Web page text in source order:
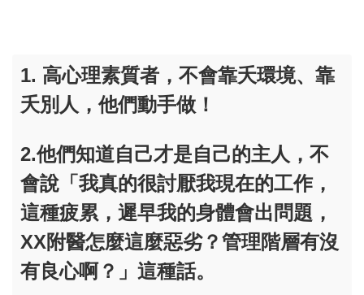
1. 高心理素質者，不會靠夭環境、靠
夭別人，他們動手做！
2.他們知道自己才是自己的主人，不
會說「我真的很討厭我現在的工作，
這種疲累，遲早我的身體會出問題，
XX附醫怎麼這麼惡劣？管理階層有沒
有良心啊？」這種話。